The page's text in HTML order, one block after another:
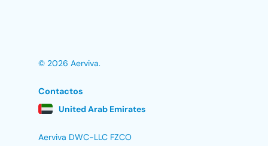
© 2026 Aerviva.
Contactos
United Arab Emirates
Aerviva DWC-LLC FZCO